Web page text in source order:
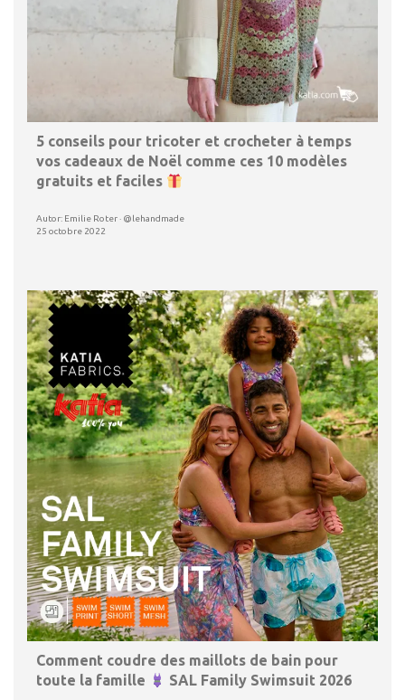
5 conseils pour tricoter et crocheter à temps
vos cadeaux de Noël comme ces 10 modèles
gratuits et faciles
Autor: Emilie Roter · @lehandmade
25 octobre 2022
Comment coudre des maillots de bain pour
toute la famille
SAL Family Swimsuit 2026